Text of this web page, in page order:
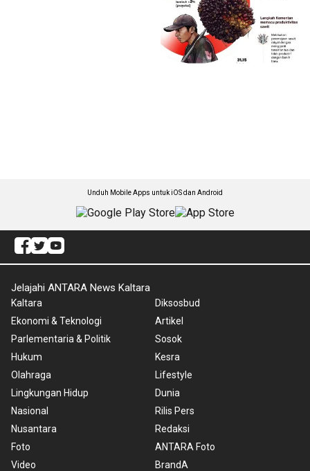
Unduh Mobile Apps untuk iOS dan Android
Jelajahi ANTARA News Kaltara
Kaltara
Ekonomi & Teknologi
Parlementaria & Politik
Hukum
Olahraga
Lingkungan Hidup
Nasional
Nusantara
Foto
Video
Diksosbud
Artikel
Sosok
Kesra
Lifestyle
Dunia
Rilis Pers
Redaksi
ANTARA Foto
BrandA